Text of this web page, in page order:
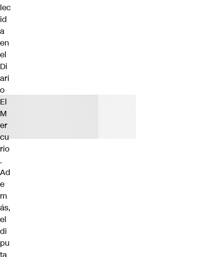
lec
id
a
en
el
Di
ari
o
El
M
er
cu
rio
.
Ad
e
m
ás,
el
di
pu
ta